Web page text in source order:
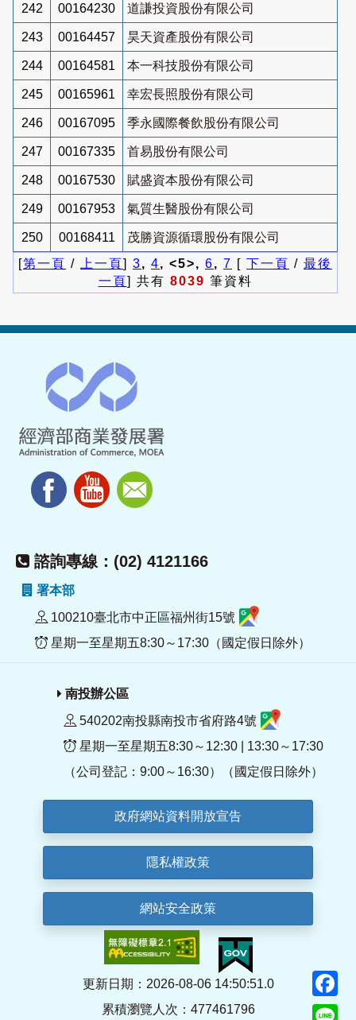
242 00164230 道謙投資股份有限公司
243 00164457 昊天資產股份有限公司
244 00164581 本一科技股份有限公司
245 00165961 幸宏長照股份有限公司
246 00167095 季永國際餐飲股份有限公司
247 00167335 首易股份有限公司
248 00167530 賦盛資本股份有限公司
249 00167953 氣質生醫股份有限公司
250 00168411
茂勝資源循環股份有限公司
[第一頁 / 上一頁] 3, 4, <5>, 6, 7 [ 下一頁 / 最後
一頁] 共有 8039 筆資料
諮詢專線：(02) 4121166
署本部
100210臺北市中正區福州街15號
星期一至星期五8:30～17:30（國定假日除外）
南投辦公區
540202南投縣南投市省府路4號
星期一至星期五8:30～12:30 | 13:30～17:30
（公司登記：9:00～16:30）（國定假日除外）
政府網站資料開放宣告
隱私權政策
網站安全政策
更新日期：2026-08-06 14:50:51.0
累積瀏覽人次：477461796